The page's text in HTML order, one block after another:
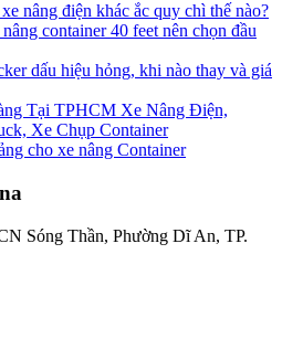
nâng điện khác ắc quy chì thế nào?
container 40 feet nên chọn đầu
dấu hiệu hỏng, khi nào thay và giá
Tại TPHCM Xe Nâng Điện,
Xe Chụp Container
cho xe nâng Container
Sóng Thần, Phường Dĩ An, TP.